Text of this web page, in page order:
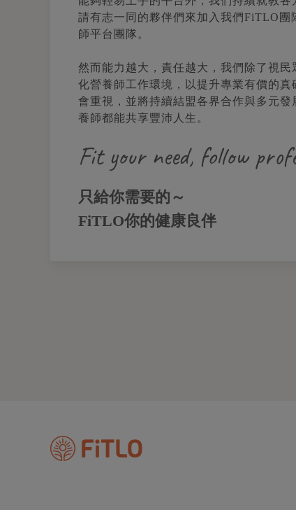
請有志一同的夥伴們來加入我們FiTLO團
師平台團隊。
然而能力越大，責任越大，我們除了視
化營養師工作環境，以提升專業有價的
會重視，並將持續結盟各界合作與多元
養師都能共享豐沛人生。
Fit your need, follow
只給你需要的～
FiTLO你的健康良伴